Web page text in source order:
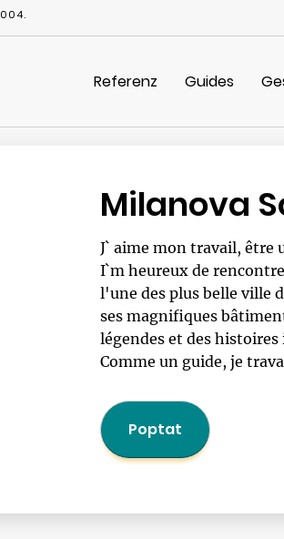
Referenz Guides
Milanova
J` aime mon travail, être
I`m heureux de
l'une des plus belle ville
ses magnifiques
légendes et des
Comme un guide, je
Poptat